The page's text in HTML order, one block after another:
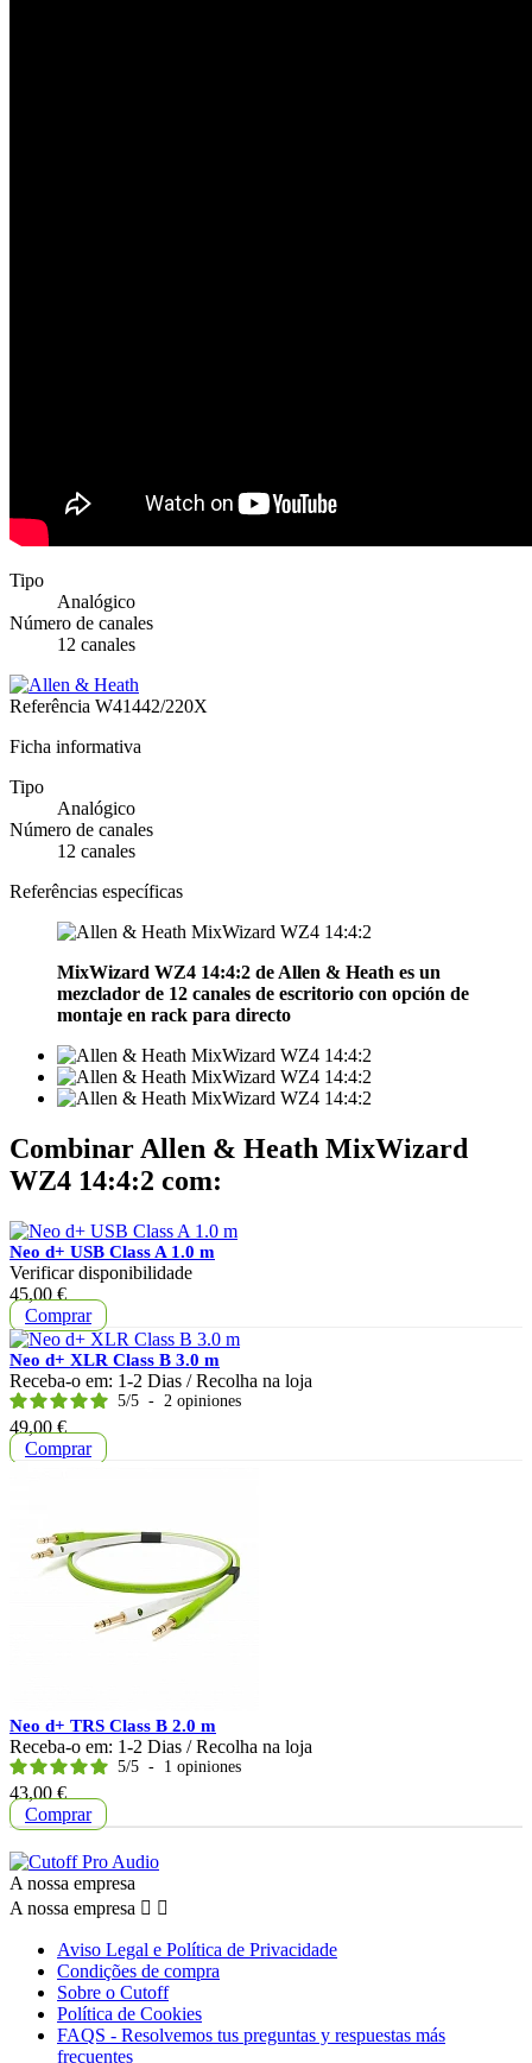
Tipo
Analógico
Número de canales
12 canales
Referência W41442/220X
Ficha informativa
Tipo
Analógico
Número de canales
12 canales
Referências específicas
MixWizard WZ4 14:4:2 de Allen & Heath es un
mezclador de 12 canales de escritorio con opción de
montaje en rack para directo
Combinar Allen & Heath MixWizard
WZ4 14:4:2 com:
Neo d+ USB Class A 1.0 m
Verificar disponibilidade
Preço
45,00 €
Comprar
Neo d+ XLR Class B 3.0 m
Receba-o em: 1-2 Dias / Recolha na loja
5/5 - 2 opiniones
Preço
49,00 €
Comprar
Neo d+ TRS Class B 2.0 m
Receba-o em: 1-2 Dias / Recolha na loja
5/5 - 1 opiniones
Preço
43,00 €
Comprar
A nossa empresa
A nossa empresa  
Aviso Legal e Política de Privacidade
Condições de compra
Sobre o Cutoff
Política de Cookies
FAQS - Resolvemos tus preguntas y respuestas más
frecuentes